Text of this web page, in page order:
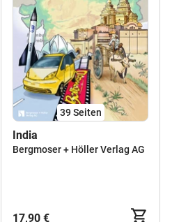
39Seiten
India
Bergmoser + Höller Verlag AG
17,90 €